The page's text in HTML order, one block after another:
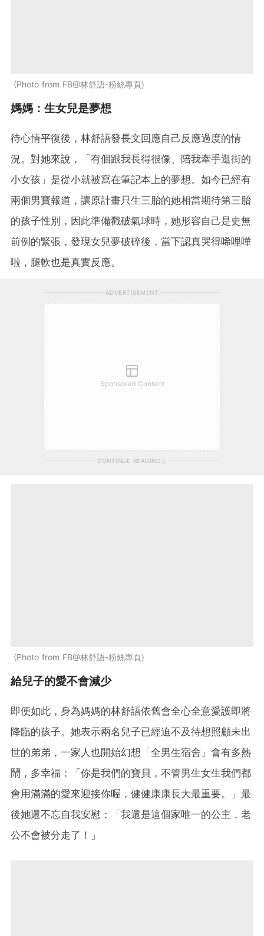
Photo from FB@林舒語-粉絲專頁
媽媽：生女兒是夢想
待心情平復後，林舒語發長文回應自己反應過度的情
況。對她來說，「有個跟我長得很像、陪我牽手逛街的
小女孩」是從小就被寫在筆記本上的夢想。如今已經有
兩個男寶報道，讓原計畫只生三胎的她相當期待第三胎
的孩子性別，因此準備戳破氣球時，她形容自己是史無
前例的緊張，發現女兒夢破碎後，當下認真哭得唏哩嘩
啦，腿軟也是真實反應。
ADVERTISEMENT
Sponsored Content
CONTINUE READING
Photo from FB@林舒語-粉絲專頁
給兒子的愛不會減少
即便如此，身為媽媽的林舒語依舊會全心全意愛護即將
降臨的孩子。她表示兩名兒子已經迫不及待想照顧未出
世的弟弟，一家人也開始幻想「全男生宿舍」會有多熱
鬧，多幸福：「你是我們的寶貝，不管男生女生我們都
會用滿滿的愛來迎接你喔，健健康康長大最重要。」最
後她還不忘自我安慰：「我還是這個家唯一的公主，老
公不會被分走了！」